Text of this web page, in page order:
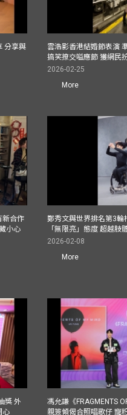
分享與
雲浩影香港結婚節表演
搞笑撩交嗌應節 獲網民
2026-02-25
More
新合作
小心
鄭秀文與世界排名第3輪
「無限亮」態度 超越肢
2026-02-08
More
獎 外
心
馮允謙《FRAGMENTS
親簽傾偈合照唱歌仔 寵